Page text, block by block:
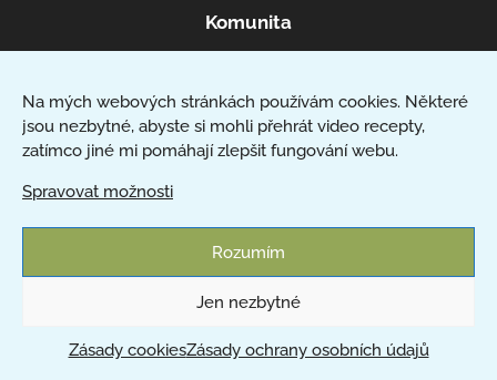
Na mých webových stránkách používám cookies. Některé
jsou nezbytné, abyste si mohli přehrát video recepty,
zatímco jiné mi pomáhají zlepšit fungování webu.
Spravovat možnosti
Rozumím
Jen nezbytné
Zásady cookiesZásady ochrany osobních údajů
Komunita
Jídelníček na míru
O Helen
Rychlé recepty
Zdravé snídaně
Zdravé obědy